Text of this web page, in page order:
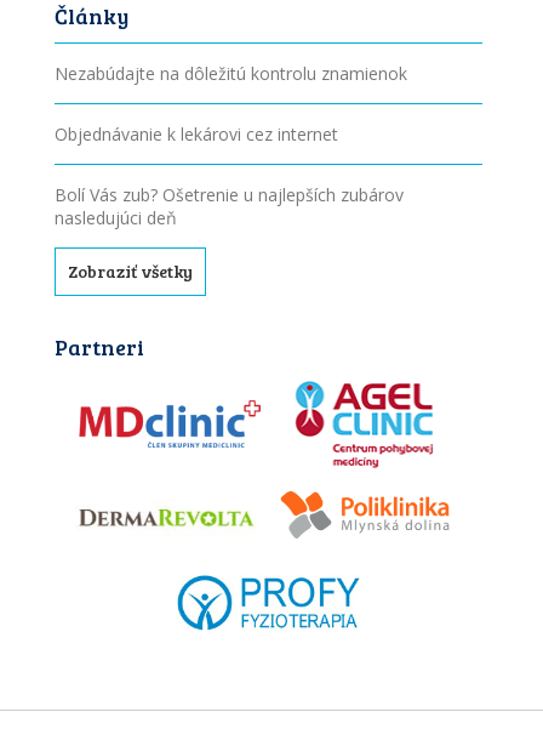
Články
Nezabúdajte na dôležitú kontrolu znamienok
Objednávanie k lekárovi cez internet
Bolí Vás zub? Ošetrenie u najlepších zubárov
nasledujúci deň
Zobraziť všetky
Partneri